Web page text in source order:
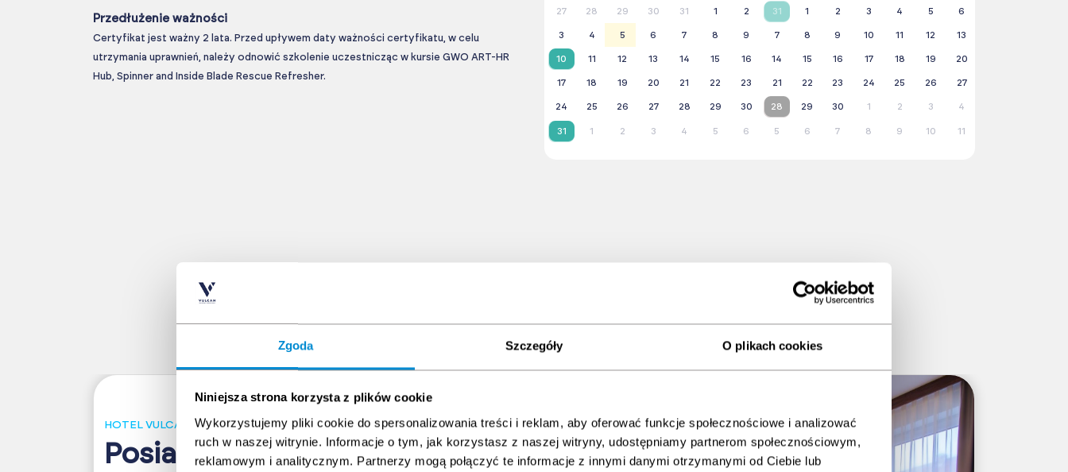
Zgoda Szczegóły O plikach cookies
Niniejsza strona korzysta z plików cookie
Wykorzystujemy pliki cookie do spersonalizowania treści i reklam, aby oferować funkcje społecznościowe i analizować
ruch w naszej witrynie. Informacje o tym, jak korzystasz z naszej witryny, udostępniamy partnerom społecznościowym,
reklamowym i analitycznym. Partnerzy mogą połączyć te informacje z innymi danymi otrzymanymi od Ciebie lub
Przedłużenie ważności
Certyfikat jest ważny 2 lata. Przed upływem daty ważności certyfikatu, w celu
utrzymania uprawnień, należy odnowić szkolenie uczestnicząc w kursie GWO ART-HR
Hub, Spinner and Inside Blade Rescue Refresher.
27 28 29 30 31 1 2
3 4 5 6 7 8 9
10 11 12 13 14 15 16
17 18 19 20 21 22 23
24 25 26 27 28 29 30
31 1 2 3 4 5 6
31 1 2 3 4 5 6
7 8 9 10 11 12 13
14 15 16 17 18 19 20
21 22 23 24 25 26 27
28 29 30 1 2 3 4
5 6 7 8 9 10 11
HOTEL VULCAN
Posiadamy własną bazę